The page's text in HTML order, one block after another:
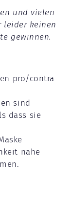
und vielen
leider keinen
gewinnen.
pro/contra
sind
dass sie
nahe